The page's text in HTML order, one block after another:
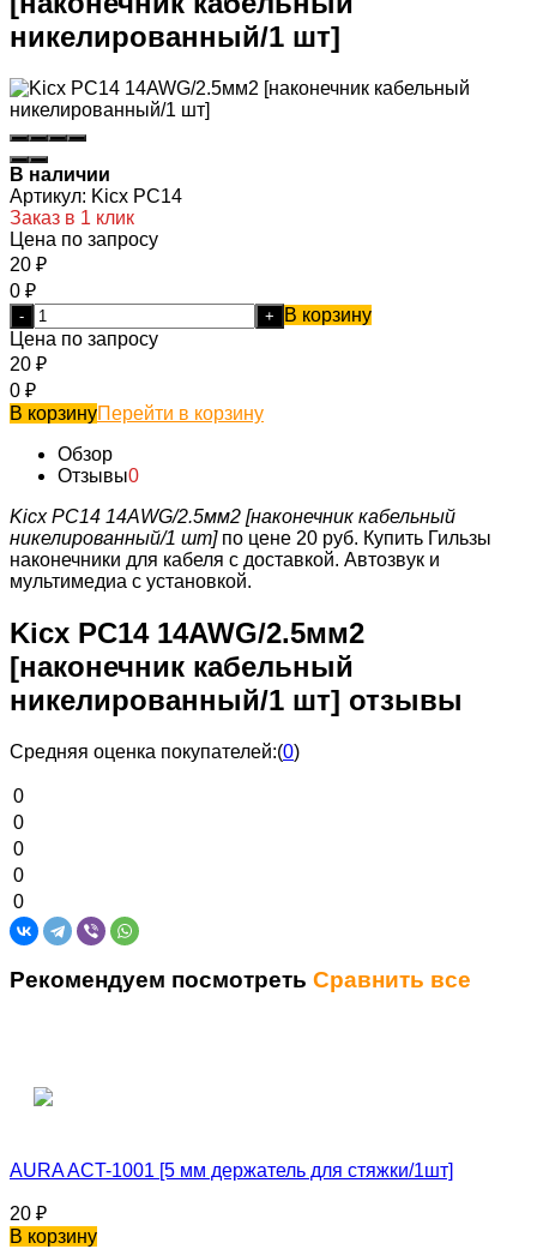
никелированный/1 шт]
В наличии
Артикул: Kicx PC14
Заказ в 1 клик
Цена по запросу
20 ₽
0 ₽
- +
В корзину
Цена по запросу
20 ₽
0 ₽
В корзинуПерейти в корзину
Обзор
Отзывы0
Kicx PC14 14AWG/2.5мм2 [наконечник кабельный
никелированный/1 шт]по цене 20 руб. Купить Гильзы
наконечники для кабеля с доставкой. Автозвук и
мультимедиа с установкой.
Kicx PC14 14AWG/2.5мм2
[наконечник кабельный
никелированный/1 шт] отзывы
Средняя оценка покупателей:(0)
0
0
0
0
0
Рекомендуем посмотреть Сравнить все
AURA ACT-1001 [5 мм держатель для стяжки/1шт]
20 ₽
В корзину